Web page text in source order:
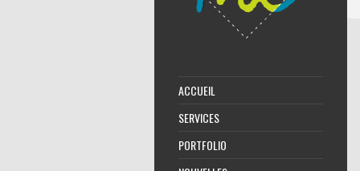
ACCUEIL
SERVICES
PORTFOLIO